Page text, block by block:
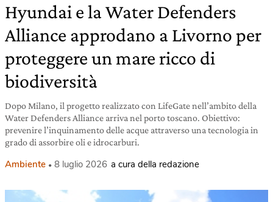
Hyundai e la Water Defenders
Alliance approdano a Livorno per
proteggere un mare ricco di
biodiversità
Dopo Milano, il progetto realizzato con LifeGate nell’ambito della
Water Defenders Alliance arriva nel porto toscano. Obiettivo:
prevenire l’inquinamento delle acque attraverso una tecnologia in
grado di assorbire oli e idrocarburi.
Ambiente 8 luglio 2026 a cura della redazione